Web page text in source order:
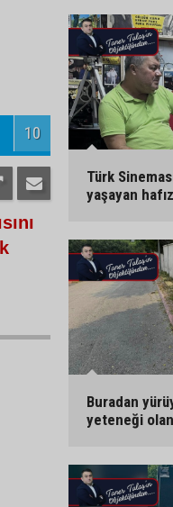
10
Türk
yaşayan
Buradan
yeteneği